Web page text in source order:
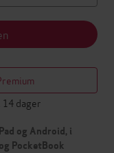
dager
og Android, i
PocketBook